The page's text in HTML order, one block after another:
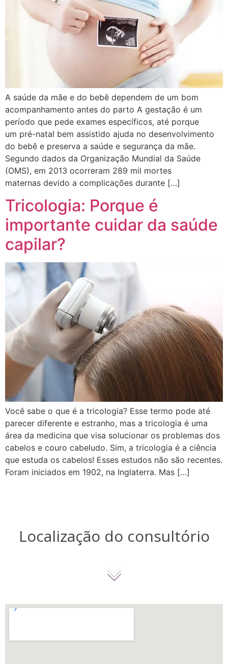
A saúde da mãe e do bebê dependem de um bom
acompanhamento antes do parto A gestação é um
período que pede exames específicos, até porque
um pré-natal bem assistido ajuda no desenvolvimento
do bebê e preserva a saúde e segurança da mãe.
Segundo dados da Organização Mundial da Saúde
(OMS), em 2013 ocorreram 289 mil mortes
maternas devido a complicações durante […]
Tricologia: Porque é
importante cuidar da saúde
capilar?
Você sabe o que é a tricologia? Esse termo pode até
parecer diferente e estranho, mas a tricologia é uma
área da medicina que visa solucionar os problemas dos
cabelos e couro cabeludo. Sim, a tricologia é a ciência
que estuda os cabelos! Esses estudos não são recentes.
Foram iniciados em 1902, na Inglaterra. Mas […]
Localização do consultório